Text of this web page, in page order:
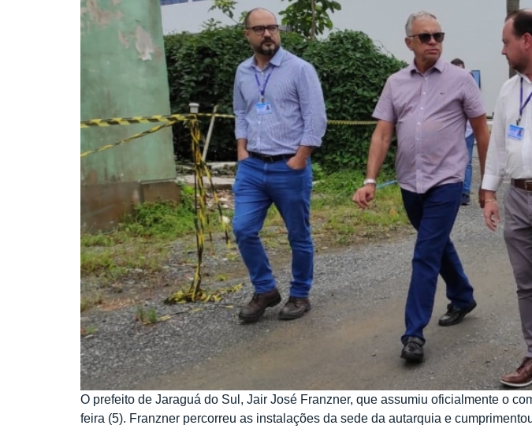
O prefeito de Jaraguá do Sul, Jair José Franzner, que assumiu oficialmente o
feira (5). Franzner percorreu as instalações da sede da autarquia e